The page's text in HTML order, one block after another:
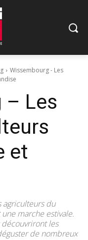
Wissembourg - Les
– Les
et
agriculteurs du
marche estivale.
les
de nombreux